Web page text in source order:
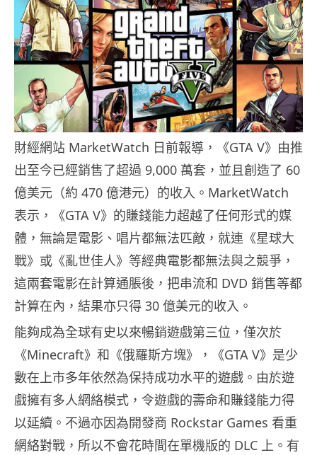
財經網站 MarketWatch 日前報導，《GTA V》由推
出至今已經銷售了超過 9,000 萬套，並且創造了 60
億美元（約 470 億港元）的收入。MarketWatch
表示，《GTA V》的賺錢能力超越了任何形式的媒
體，無論是電影、唱片都無法匹敵，就連《星球大
戰》或《亂世佳人》等經典電影都無法與之競爭，
這兩套電影在計算通脹後，把串流和 DVD 銷售等都
計算在內，結果亦只得 30 億美元的收入。
能夠成為全球有史以來暢銷遊戲第三位，僅次於
《Minecraft》和《俄羅斯方塊》，《GTA V》是少
數在上市多年依然為保持成功水平的遊戲。由於遊
戲擁有多人網絡模式，令遊戲的壽命和賺錢能力得
以延續。不過亦因為開發商 Rockstar Games 看重
網絡對戰，所以不會花時間在單機版的 DLC 上。有